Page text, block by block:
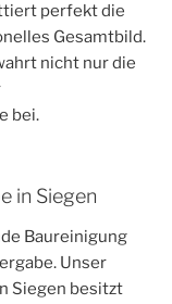
perfekt die
Gesamtbild.
nicht nur die
bei.
in Siegen
Baureinigung
Unser
Siegen besitzt